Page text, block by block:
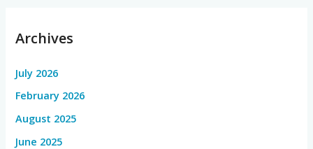
Archives
July 2026
February 2026
August 2025
June 2025